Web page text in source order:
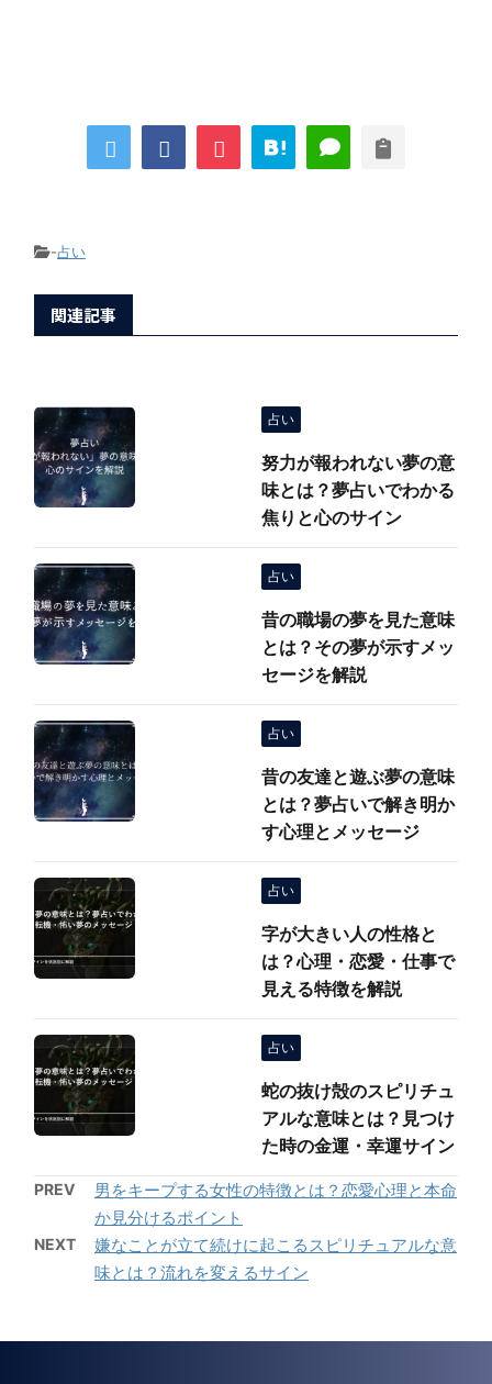
-占い
関連記事
占い
努力が報われない夢の意
味とは？夢占いでわかる
焦りと心のサイン
占い
昔の職場の夢を見た意味
とは？その夢が示すメッ
セージを解説
占い
昔の友達と遊ぶ夢の意味
とは？夢占いで解き明か
す心理とメッセージ
占い
字が大きい人の性格と
は？心理・恋愛・仕事で
見える特徴を解説
占い
蛇の抜け殻のスピリチュ
アルな意味とは？見つけ
た時の金運・幸運サイン
PREV
男をキープする女性の特徴とは？恋愛心理と本命
か見分けるポイント
NEXT
嫌なことが立て続けに起こるスピリチュアルな意
味とは？流れを変えるサイン